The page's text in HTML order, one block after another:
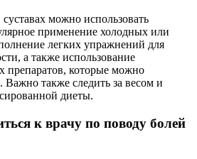
можно использовать
применение холодных или
легких упражнений для
а также использование
препаратов, которые можно
Важно также следить за весом и
диеты.
к врачу по поводу болей